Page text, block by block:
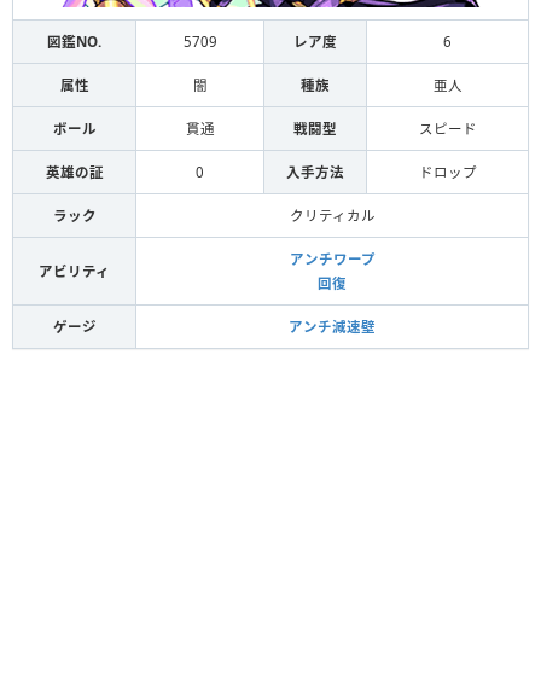
図鑑NO. 5709 レア度 6
属性 闇 種族 亜人
ボール 貫通 戦闘型 スピード
英雄の証 0 入手方法 ドロップ
ラック クリティカル
アビリティ
アンチワープ
回復
ゲージ アンチ減速壁